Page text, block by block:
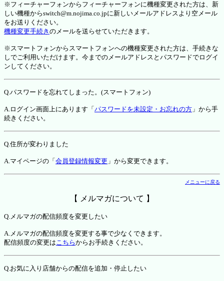
※フィーチャーフォンからフィーチャーフォンに機種変更された方は、新
しい機種からswitch@m.nojima.co.jpに新しいメールアドレスより空メール
をお送りください。
機種変更手続き のメールを送らせていただきます。
※スマートフォンからスマートフォンへの機種変更された方は、手続きな
しでご利用いただけます。今までのメールアドレスとパスワードでログイ
ンしてください。
Q.パスワードを忘れてしまった。(スマートフォン)
A.ログイン画面上にあります「 パスワードを未設定・お忘れの方 」から手
続きください。
Q.住所が変わりました
A.マイページの「 会員登録情報変更 」から変更できます。
メニューに戻る
【 メルマガについて 】
Q.メルマガの配信頻度を変更したい
A.メルマガの配信頻度を変更する事で少なくできます。
配信頻度の変更はこちらからお手続きください。
Q.お気に入り店舗からの配信を追加・停止したい